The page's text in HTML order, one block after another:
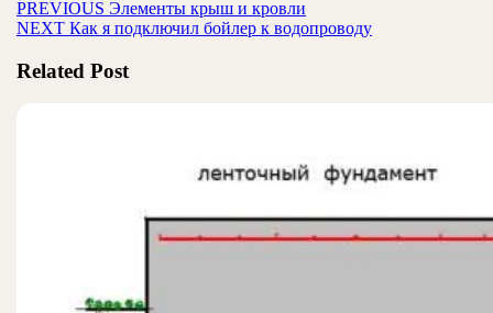
Навигация
по
записям
PREVIOUS Предыдущая
запись:
Элементы крыш и кровли
NEXT Следующая
Как я подключил бойлер к водопроводу
Related Post